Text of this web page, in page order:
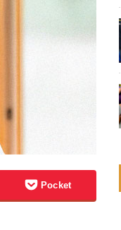
Pocket